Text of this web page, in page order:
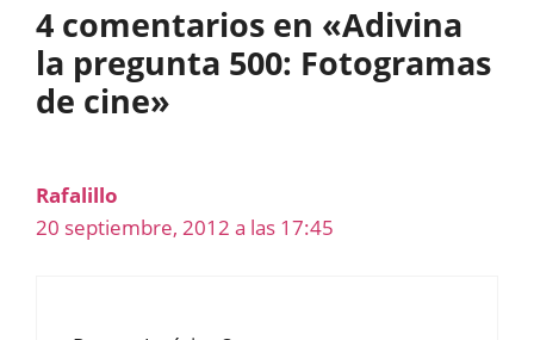
4 comentarios en «Adivina
la pregunta 500: Fotogramas
de cine»
Rafalillo
20 septiembre, 2012 a las 17:45